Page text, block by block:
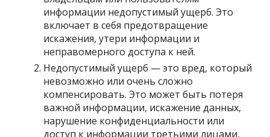
информации недопустимый ущерб. Это
включает в себя предотвращение
искажения, утери информации и
неправомерного доступа к ней.
Недопустимый ущерб — это вред, который
невозможно или очень сложно
компенсировать. Это может быть потеря
важной информации, искажение данных,
нарушение конфиденциальности или
доступ к информации третьими лицами,